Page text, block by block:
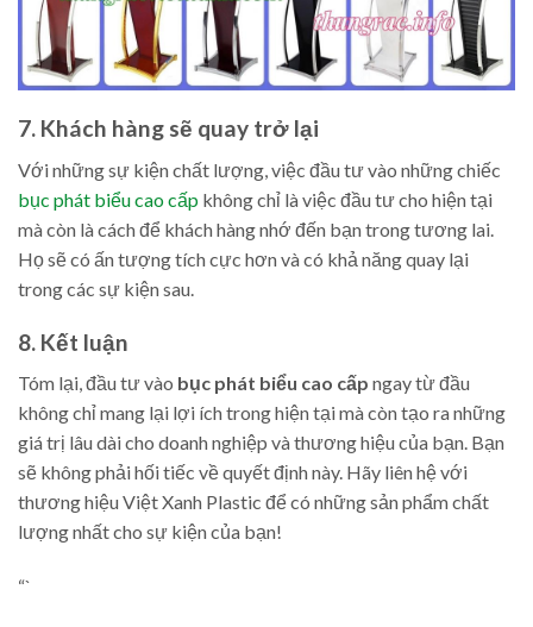
7. Khách hàng sẽ quay trở lại
Với những sự kiện chất lượng, việc đầu tư vào những chiếc
bục phát biểu cao cấp không chỉ là việc đầu tư cho hiện tại
mà còn là cách để khách hàng nhớ đến bạn trong tương lai.
Họ sẽ có ấn tượng tích cực hơn và có khả năng quay lại
trong các sự kiện sau.
8. Kết luận
Tóm lại, đầu tư vào bục phát biểu cao cấp ngay từ đầu
không chỉ mang lại lợi ích trong hiện tại mà còn tạo ra những
giá trị lâu dài cho doanh nghiệp và thương hiệu của bạn. Bạn
sẽ không phải hối tiếc về quyết định này. Hãy liên hệ với
thương hiệu Việt Xanh Plastic để có những sản phẩm chất
lượng nhất cho sự kiện của bạn!
“`